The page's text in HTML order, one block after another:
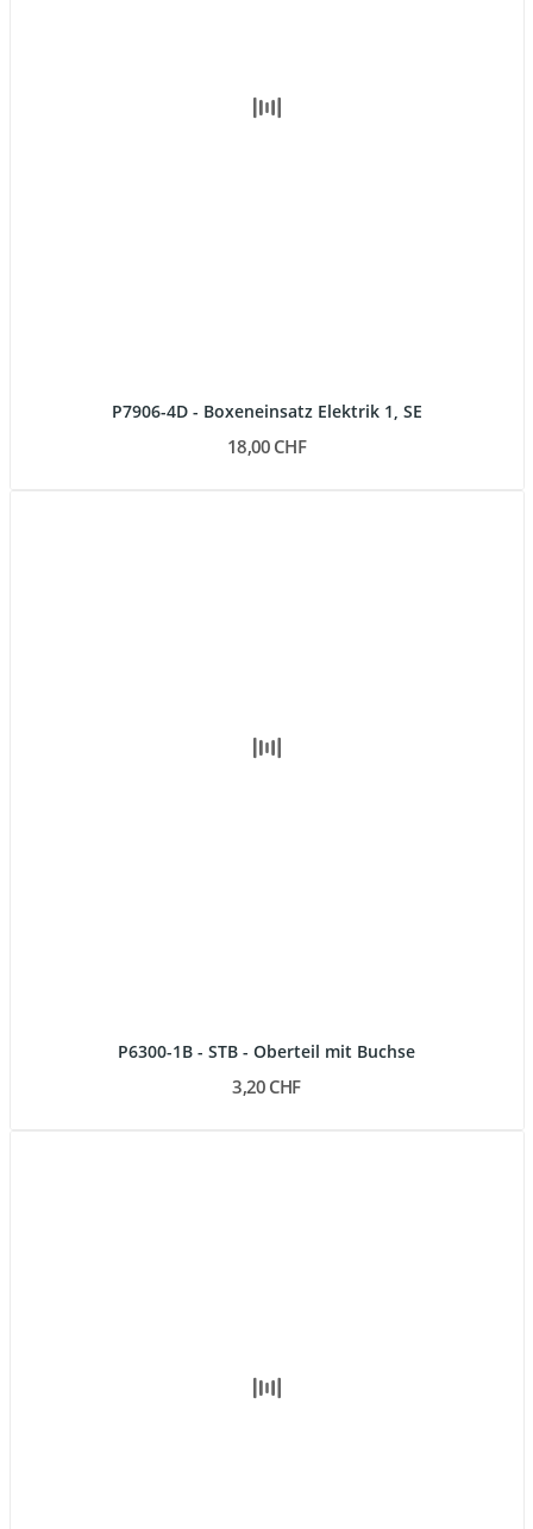
P7906-4D - Boxeneinsatz Elektrik 1, SE
18,00 CHF
P6300-1B - STB - Oberteil mit Buchse
3,20 CHF